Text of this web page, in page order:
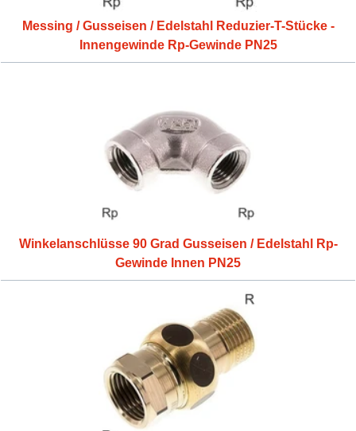
Messing / Gusseisen / Edelstahl Reduzier-T-Stücke -
Innengewinde Rp-Gewinde PN25
Winkelanschlüsse 90 Grad Gusseisen / Edelstahl Rp-
Gewinde Innen PN25